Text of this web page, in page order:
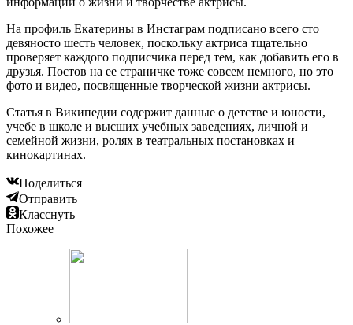
На профиль Екатерины в Инстаграм подписано всего сто
девяносто шесть человек, поскольку актриса тщательно
проверяет каждого подписчика перед тем, как добавить его в
друзья. Постов на ее страничке тоже совсем немного, но это
фото и видео, посвященные творческой жизни актрисы.
Статья в Википедии содержит данные о детстве и юности,
учебе в школе и высших учебных заведениях, личной и
семейной жизни, ролях в театральных постановках и
кинокартинах.
Поделиться
Отправить
Класснуть
Похожее